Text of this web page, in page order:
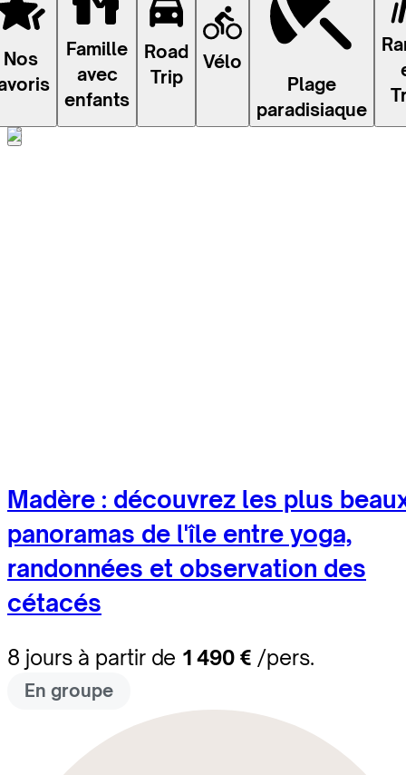
Nos
Famille
avec
enfants
Road
Trip
Vélo
Plage
paradisiaque
Madère : découvrez les plus
panoramas de l'île entre yoga,
randonnées et observation des
cétacés
8 jours à partir de 1 490 € /pers.
En groupe